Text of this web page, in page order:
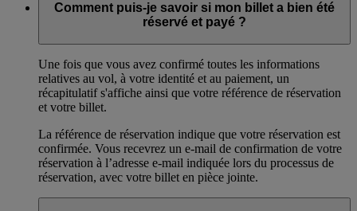
Comment puis-je savoir si mon billet a bien été
réservé et payé ?
Une fois que vous avez confirmé toutes les informations
relatives au vol, à votre identité et au paiement, un
récapitulatif s'affiche ainsi que votre référence de réservation
et votre billet.
La référence de réservation indique que votre réservation est
confirmée. Vous recevrez un e-mail de confirmation de votre
réservation à l’adresse e-mail indiquée lors du processus de
réservation, avec votre billet en pièce jointe.